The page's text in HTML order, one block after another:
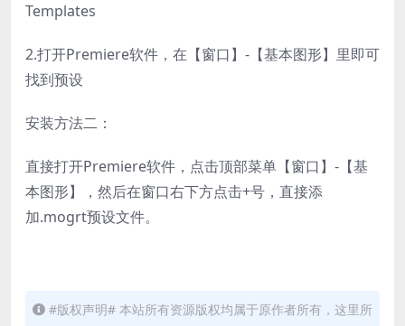
Templates
2.打开Premiere软件，在【窗口】-【基本图形】里即可
找到预设
安装方法二：
直接打开Premiere软件，点击顶部菜单【窗口】-【基
本图形】，然后在窗口右下方点击+号，直接添
加.mogrt预设文件。
#版权声明# 本站所有资源版权均属于原作者所有，这里所